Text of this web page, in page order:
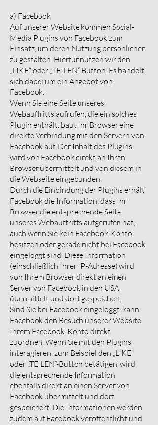
a) Facebook
Auf unserer Website kommen Social-
Media Plugins von Facebook zum
Einsatz, um deren Nutzung persönlicher
zu gestalten. Hierfür nutzen wir den
„LIKE“ oder „TEILEN“-Button. Es handelt
sich dabei um ein Angebot von
Facebook.
Wenn Sie eine Seite unseres
Webauftritts aufrufen, die ein solches
Plugin enthält, baut Ihr Browser eine
direkte Verbindung mit den Servern von
Facebook auf. Der Inhalt des Plugins
wird von Facebook direkt an Ihren
Browser übermittelt und von diesem in
die Webseite eingebunden.
Durch die Einbindung der Plugins erhält
Facebook die Information, dass Ihr
Browser die entsprechende Seite
unseres Webauftritts aufgerufen hat,
auch wenn Sie kein Facebook-Konto
besitzen oder gerade nicht bei Facebook
eingeloggt sind. Diese Information
(einschließlich Ihrer IP-Adresse) wird
von Ihrem Browser direkt an einen
Server von Facebook in den USA
übermittelt und dort gespeichert.
Sind Sie bei Facebook eingeloggt, kann
Facebook den Besuch unserer Website
Ihrem Facebook-Konto direkt
zuordnen. Wenn Sie mit den Plugins
interagieren, zum Beispiel den „LIKE“
oder „TEILEN“-Button betätigen, wird
die entsprechende Information
ebenfalls direkt an einen Server von
Facebook übermittelt und dort
gespeichert. Die Informationen werden
zudem auf Facebook veröffentlicht und